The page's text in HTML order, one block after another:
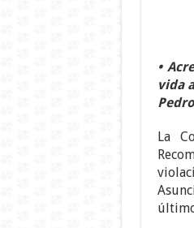
•
vida
La